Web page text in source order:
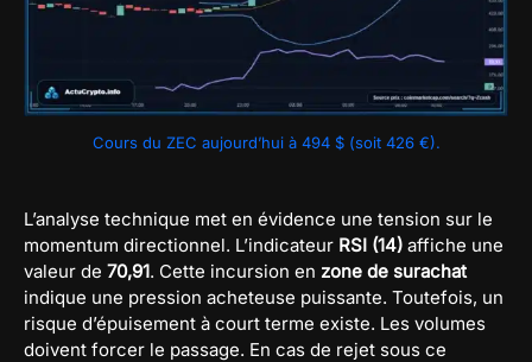
Cours du ZEC aujourd’hui à 494 $ (soit 426 €).
L’analyse technique met en évidence une tension sur le
momentum directionnel. L’indicateur RSI (14) affiche une
valeur de 70,91. Cette incursion en zone de surachat
indique une pression acheteuse puissante. Toutefois, un
risque d’épuisement à court terme existe. Les volumes
doivent forcer le passage. En cas de rejet sous ce